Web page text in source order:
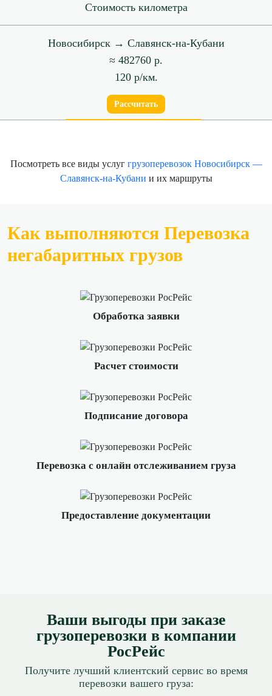
Стоимость километра
Новосибирск → Славянск-на-Кубани
≈ 482760 р.
120 р/км.
Рассчитать
Посмотреть все виды услуг грузоперевозок Новосибирск —
Славянск-на-Кубани и их маршруты
Как выполняются Перевозка
негабаритных грузов
Обработка заявки
Расчет стоимости
Подписание договора
Перевозка с онлайн отслеживанием груза
Предоставление документации
Ваши выгоды при заказе
грузоперевозки в компании
РосРейс
Получите лучший клиентский сервис во время
перевозки вашего груза: